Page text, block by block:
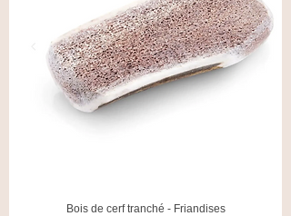
Bois de cerf tranché - Friandises